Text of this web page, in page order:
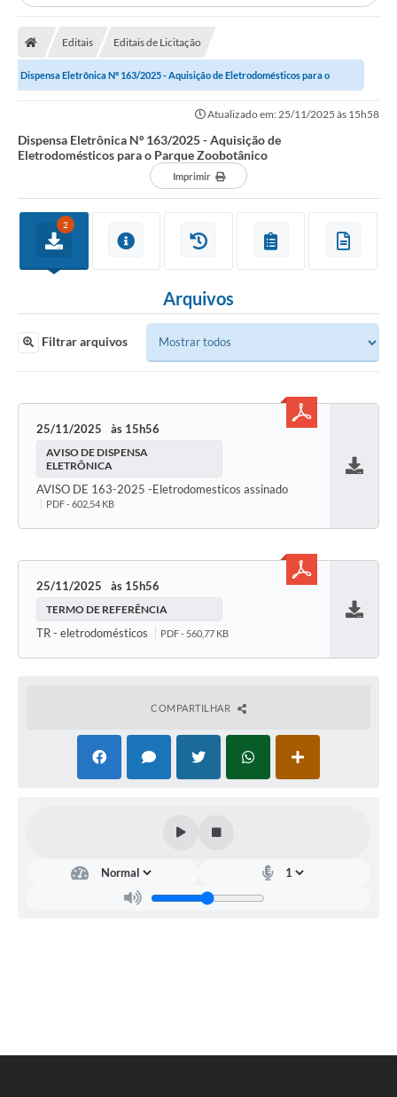
Editais Editais de Licitação
Dispensa Eletrônica Nº 163/2025 - Aquisição de Eletrodomésticos para o
Atualizado em: 25/11/2025 às 15h58
Dispensa Eletrônica Nº 163/2025 - Aquisição de
Eletrodomésticos para o Parque Zoobotânico
Imprimir
2
Arquivos
Filtrar arquivos
25/11/2025 15h56
AVISO DE DISPENSA
ELETRÔNICA
AVISO DE 163-2025 -Eletrodomesticos assinado
PDF - 602,54 KB
25/11/2025 15h56
TERMO DE REFERÊNCIA
TR - eletrodomésticos PDF - 560,77 KB
COMPARTILHAR